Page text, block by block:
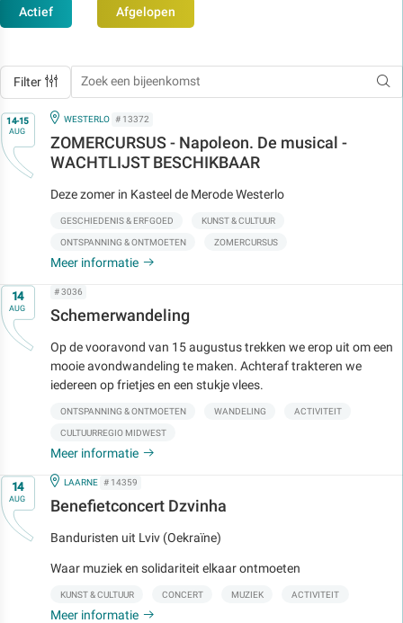
Actief Afgelopen
Filter
Op14-15
AUG
IN
WESTERLO # 13372
ZOMERCURSUS - Napoleon. De musical -
WACHTLIJST BESCHIKBAAR
Deze zomer in Kasteel de Merode Westerlo
GESCHIEDENIS & ERFGOED KUNST & CULTUUR
ONTSPANNING & ONTMOETEN ZOMERCURSUS
Meer informatie
Op14
AUG
# 3036
Schemerwandeling
Op de vooravond van 15 augustus trekken we erop uit om een
mooie avondwandeling te maken. Achteraf trakteren we
iedereen op frietjes en een stukje vlees.
ONTSPANNING & ONTMOETEN WANDELING ACTIVITEIT
CULTUURREGIO MIDWEST
Meer informatie
Op14
AUG
IN
LAARNE # 14359
Benefietconcert Dzvinha
Banduristen uit Lviv (Oekraïne)
Waar muziek en solidariteit elkaar ontmoeten
KUNST & CULTUUR CONCERT MUZIEK ACTIVITEIT
Meer informatie